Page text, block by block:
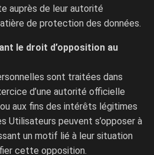
auprès de leur autorité
de protection des données.
le droit d’opposition au
sont traitées dans
d’une autorité officielle
aux fins des intérêts légitimes
Utilisateurs peuvent s’opposer à
un motif lié à leur situation
cette opposition.